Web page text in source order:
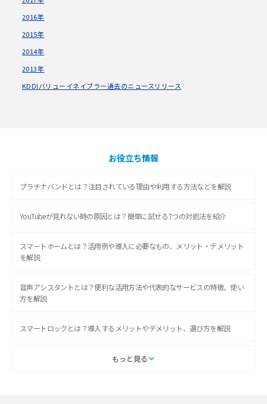
2016年
2015年
2014年
2013年
KDDIバリューイネイブラー過去のニュースリリース
お役立ち情報
プラチナバンドとは？注目されている理由や利用する方法などを解説
YouTubeが見れない時の原因とは？簡単に試せる7つの対処法を紹介
スマートホームとは？活用例や導入に必要なもの、メリット・デメリット
を解説
音声アシスタントとは？便利な活用方法や代表的なサービスの特徴、使い
方を解説
スマートロックとは？導入するメリットやデメリット、選び方を解説
スマートテレビとは？特徴や選び方、使い方をわかりやすく解説
もっと見る